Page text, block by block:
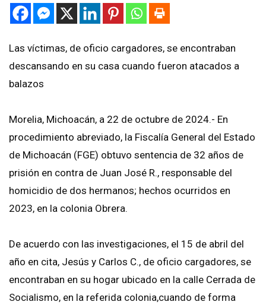
Las víctimas, de oficio cargadores, se encontraban
descansando en su casa cuando fueron atacados a
balazos
Morelia, Michoacán, a 22 de octubre de 2024.- En
procedimiento abreviado, la Fiscalía General del Estado
de Michoacán (FGE) obtuvo sentencia de 32 años de
prisión en contra de Juan José R., responsable del
homicidio de dos hermanos; hechos ocurridos en
2023, en la colonia Obrera.
De acuerdo con las investigaciones, el 15 de abril del
año en cita, Jesús y Carlos C., de oficio cargadores, se
encontraban en su hogar ubicado en la calle Cerrada de
Socialismo, en la referida colonia,cuando de forma